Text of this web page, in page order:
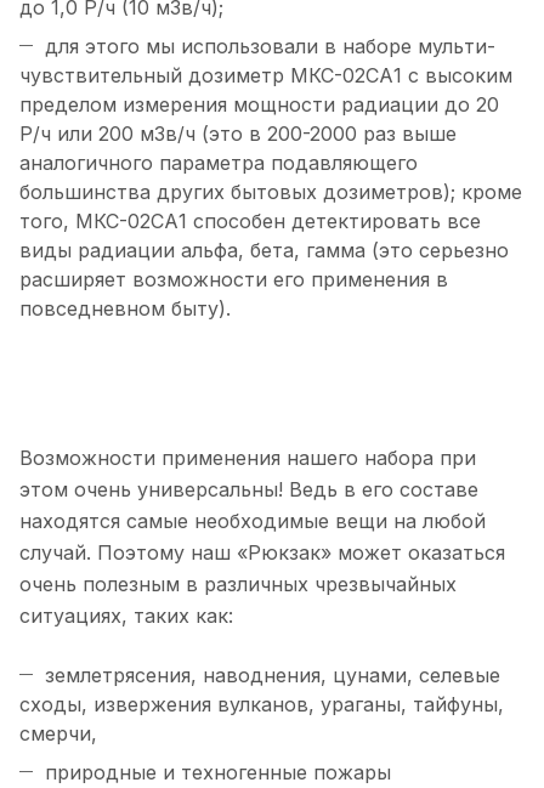
до 1,0 Р/ч (10 мЗв/ч);
для этого мы использовали в наборе мульти-
чувствительный дозиметр МКС-02СА1 с высоким
пределом измерения мощности радиации до 20
Р/ч или 200 мЗв/ч (это в 200-2000 раз выше
аналогичного параметра подавляющего
большинства других бытовых дозиметров); кроме
того, МКС-02СА1 способен детектировать все
виды радиации альфа, бета, гамма (это серьезно
расширяет возможности его применения в
повседневном быту).
Возможности применения нашего набора при
этом очень универсальны! Ведь в его составе
находятся самые необходимые вещи на любой
случай. Поэтому наш «Рюкзак» может оказаться
очень полезным в различных чрезвычайных
ситуациях, таких как:
землетрясения, наводнения, цунами, селевые
сходы, извержения вулканов, ураганы, тайфуны,
смерчи,
природные и техногенные пожары